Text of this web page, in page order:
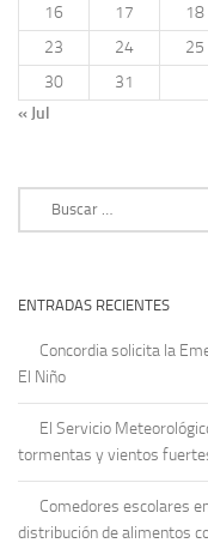
16
17 18
23
24 25
30
31
« Jul
ENTRADAS RECIENTES
Concordia solicita la
El Niño
El Servicio
tormentas y vientos
Comedores escolares
distribución de alimentos